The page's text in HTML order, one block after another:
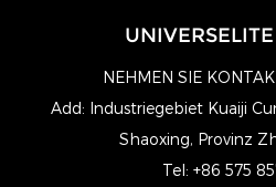
NEHMEN SIE
Add: Industriegebiet Kuaiji
Shaoxing, Provinz
Tel: +86 575